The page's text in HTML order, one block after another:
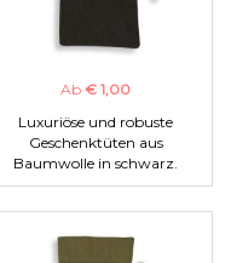
Ab € 1,00
Luxuriöse und robuste
Geschenktüten aus
Baumwolle in schwarz.